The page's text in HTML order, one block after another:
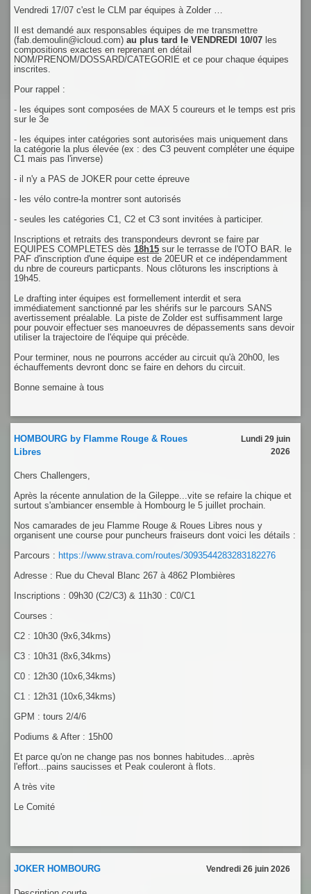
Vendredi 17/07 c'est le CLM par équipes à Zolder …
Il est demandé aux responsables équipes de me transmettre
(fab.demoulin@icloud.com) au plus tard le VENDREDI 10/07 les
compositions exactes en reprenant en détail
NOM/PRENOM/DOSSARD/CATEGORIE et ce pour chaque équipes
inscrites.
Pour rappel :
- les équipes sont composées de MAX 5 coureurs et le temps est pris
sur le 3e
- les équipes inter catégories sont autorisées mais uniquement dans
la catégorie la plus élevée (ex : des C3 peuvent compléter une équipe
C1 mais pas l'inverse)
- il n'y a PAS de JOKER pour cette épreuve
- les vélo contre-la montrer sont autorisés
- seules les catégories C1, C2 et C3 sont invitées à participer.
Inscriptions et retraits des transpondeurs devront se faire par
EQUIPES COMPLETES dès 18h15 sur le terrasse de l'OTO BAR. le
PAF d'inscription d'une équipe est de 20EUR et ce indépendamment
du nbre de coureurs particpants. Nous clôturons les inscriptions à
19h45.
Le drafting inter équipes est formellement interdit et sera
immédiatement sanctionné par les shérifs sur le parcours SANS
avertissement préalable. La piste de Zolder est suffisamment large
pour pouvoir effectuer ses manoeuvres de dépassements sans devoir
utiliser la trajectoire de l'équipe qui précède.
Pour terminer, nous ne pourrons accéder au circuit qu'à 20h00, les
échauffements devront donc se faire en dehors du circuit.
Bonne semaine à tous
HOMBOURG by Flamme Rouge & Roues
Libres
Lundi 29 juin
2026
Chers Challengers,
Après la récente annulation de la Gileppe...vite se refaire la chique et
surtout s'ambiancer ensemble à Hombourg le 5 juillet prochain.
Nos camarades de jeu Flamme Rouge & Roues Libres nous y
organisent une course pour puncheurs fraiseurs dont voici les détails :
Parcours : https://www.strava.com/routes/3093544283283182276
Adresse : Rue du Cheval Blanc 267 à 4862 Plombières
Inscriptions : 09h30 (C2/C3) & 11h30 : C0/C1
Courses :
C2 : 10h30 (9x6,34kms)
C3 : 10h31 (8x6,34kms)
C0 : 12h30 (10x6,34kms)
C1 : 12h31 (10x6,34kms)
GPM : tours 2/4/6
Podiums & After : 15h00
Et parce qu'on ne change pas nos bonnes habitudes...après
l'effort...pains saucisses et Peak couleront à flots.
A très vite
Le Comité
JOKER HOMBOURG Vendredi 26 juin 2026